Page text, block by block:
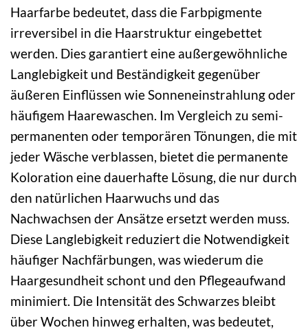
Haarfarbe bedeutet, dass die Farbpigmente
irreversibel in die Haarstruktur eingebettet
werden. Dies garantiert eine außergewöhnliche
Langlebigkeit und Beständigkeit gegenüber
äußeren Einflüssen wie Sonneneinstrahlung oder
häufigem Haarewaschen. Im Vergleich zu semi-
permanenten oder temporären Tönungen, die mit
jeder Wäsche verblassen, bietet die permanente
Koloration eine dauerhafte Lösung, die nur durch
den natürlichen Haarwuchs und das
Nachwachsen der Ansätze ersetzt werden muss.
Diese Langlebigkeit reduziert die Notwendigkeit
häufiger Nachfärbungen, was wiederum die
Haargesundheit schont und den Pflegeaufwand
minimiert. Die Intensität des Schwarzes bleibt
über Wochen hinweg erhalten, was bedeutet,